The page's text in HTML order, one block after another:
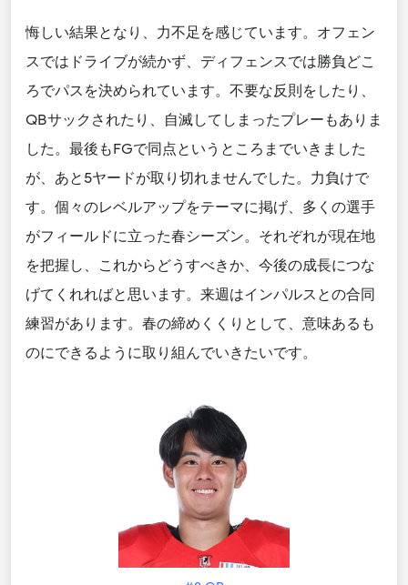
悔しい結果となり、力不足を感じています。オフェン
スではドライブが続かず、ディフェンスでは勝負どこ
ろでパスを決められています。不要な反則をしたり、
QBサックされたり、自滅してしまったプレーもありま
した。最後もFGで同点というところまでいきました
が、あと5ヤードが取り切れませんでした。力負けで
す。個々のレベルアップをテーマに掲げ、多くの選手
がフィールドに立った春シーズン。それぞれが現在地
を把握し、これからどうすべきか、今後の成長につな
げてくれればと思います。来週はインパルスとの合同
練習があります。春の締めくくりとして、意味あるも
のにできるように取り組んでいきたいです。